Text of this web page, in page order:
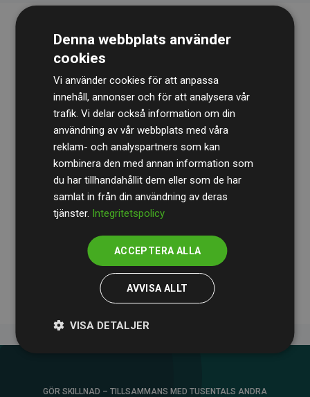
RevisionsbyrånBDOgranskar kontinuerligt våra
beräkningar och vår metod för att säkerställa
transparens och tillförlitlighet.
Deras granskning visar att våra investeringar i
klimatprojekt i genomsnitt kompenserar för
de beräknade CO₂-utsläppenfrån
medlemswebbplatser – ett tydligt bevis på att vårt
arbetssätt ger mätbar klimatnytta.
GÖR SKILLNAD – TILLSAMMANS MED TUSENTALS ANDRA
Denna webbplats använder
cookies
Vi använder cookies för att anpassa
innehåll, annonser och för att analysera vår
trafik. Vi delar också information om din
användning av vår webbplats med våra
reklam- och analyspartners som kan
kombinera den med annan information som
du har tillhandahållit dem eller som de har
samlat in från din användning av deras
tjänster. Integritetspolicy
ACCEPTERA ALLA
AVVISA ALLT
VISA DETALJER